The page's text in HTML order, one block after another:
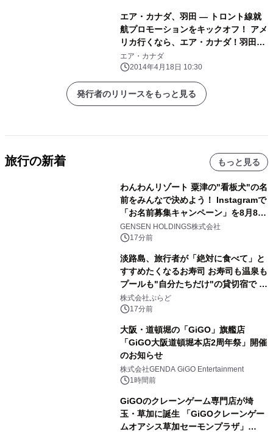
エア・カナダ、羽田 ― トロント線就
航プロモーションをキックオフ！ アメ
リカ行くなら、エア・カナダ！羽田発
トロント経由で 北米・中南米が近くな
る キャンペーンに応募してペア往復航
空券をゲットしよう！
エア・カナダ
2014年4月18日 10:30
発行者のリリースをもっと見る
旅行の新着 もっと見る
わんわんリゾート 粟津の"看板犬"の名
前をみんなで決めよう！ Instagramで
「お名前募集キャンペーン」を8月8日
(土)より開催
GENSEN HOLDINGS株式会社
17分前
淡路島、旅行者が「絶対に食べて」と
すすめたくなるお寿司 お寿司も温泉も
プールも"自分たちだけ"の貸切宿で 1
日1組限定「岩屋温泉 絵島別庭 海と
森」の握り寿司プラン
株式会社ぷらど
17分前
大阪・道頓堀の「GiGO」旗艦店
「GiGO大阪道頓堀本店2周年祭」開催
のお知らせ
株式会社GENDA GiGO Entertainment
1時間前
GiGOのクレーンゲーム専門店が埼
玉・草加に誕生 「GiGOクレーンゲー
ムオアシス草加セーモンプラザ」